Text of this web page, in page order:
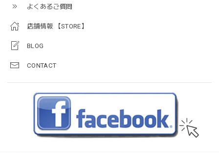
よくあるご質問
店舗情報 【STORE】
BLOG
CONTACT